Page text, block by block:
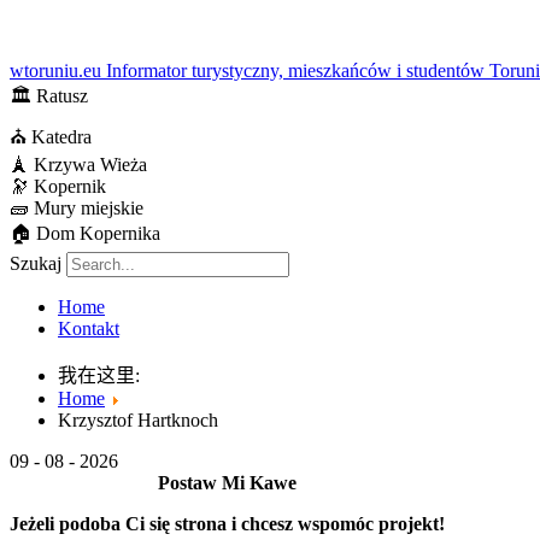
wtoruniu.eu Informator turystyczny, mieszkańców i studentów
🏛 Ratusz
⛪ Katedra
🗼 Krzywa Wieża
🔭 Kopernik
🧱 Mury miejskie
🏠 Dom Kopernika
Szukaj
Home
Kontakt
我在这里:
Home
Krzysztof Hartknoch
09 - 08 - 2026
Postaw Mi Kawe
Jeżeli podoba Ci się strona i chcesz wspomóc projekt!